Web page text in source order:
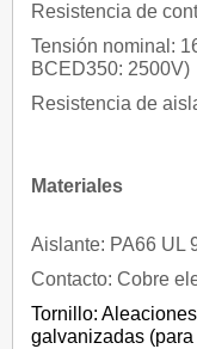
Resistencia de
Tensión nominal:
BCED350: 2500V)
Resistencia de
Materiales
Aislante: PA66 UL
Contacto: Cobre
Tornillo:
galvanizadas